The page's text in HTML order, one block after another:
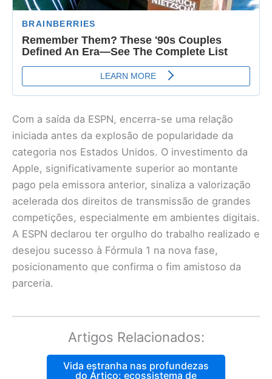
Com a saída da ESPN, encerra-se uma relação
iniciada antes da explosão de popularidade da
categoria nos Estados Unidos. O investimento da
Apple, significativamente superior ao montante
pago pela emissora anterior, sinaliza a valorização
acelerada dos direitos de transmissão de grandes
competições, especialmente em ambientes digitais.
A ESPN declarou ter orgulho do trabalho realizado e
desejou sucesso à Fórmula 1 na nova fase,
posicionamento que confirma o fim amistoso da
parceria.
Artigos Relacionados:
Vida estranha nas profundezas
do Ártico: ecossistema de